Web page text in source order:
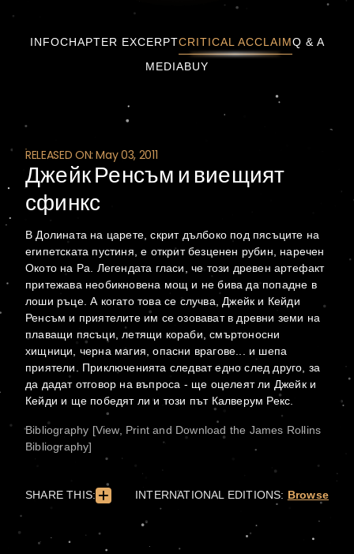
INFOCHAPTER EXCERPTCRITICAL ACCLAIMQ & A
MEDIABUY
RELEASED ON: May 03, 2011
Джейк Ренсъм и виещият
сфинкс
В Долината на царете, скрит дълбоко под пясъците на
египетската пустиня, е открит безценен рубин, наречен
Окото на Ра. Легендата гласи, че този древен артефакт
притежава необикновена мощ и не бива да попадне в
лоши ръце. А когато това се случва, Джейк и Кейди
Ренсъм и приятелите им се озовават в древни земи на
плаващи пясъци, летящи кораби, смъртоносни
хищници, черна магия, опасни врагове... и шепа
приятели. Приключенията следват едно след друго, за
да дадат отговор на въпроса - ще оцелеят ли Джейк и
Кейди и ще победят ли и този път Калверум Рекс.
Bibliography [View, Print and Download the James Rollins
Bibliography]
SHARE THIS: INTERNATIONAL EDITIONS: Browse